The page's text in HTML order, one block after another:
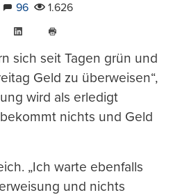
96
1.626
LinkedIn
drucken
sich seit Tagen grün und
Geld zu überweisen“,
wird als erledigt
nichts und Geld
„Ich warte ebenfalls
und nichts